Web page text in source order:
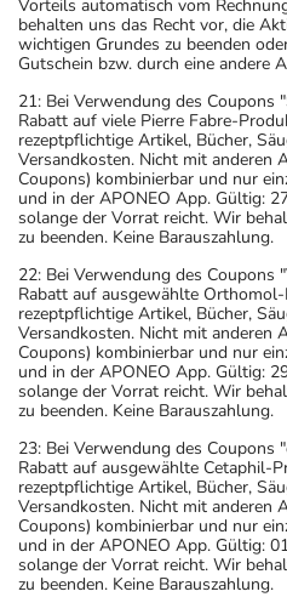
Vorteils automatisch vom
behalten uns das Recht vor, die
wichtigen Grundes zu beenden
Gutschein bzw. durch eine andere
21: Bei Verwendung des Coupons
Rabatt auf viele Pierre Fabre-
rezeptpflichtige Artikel, Bücher,
Versandkosten. Nicht mit anderen
Coupons) kombinierbar und nur
und in der APONEO App. Gültig:
solange der Vorrat reicht. Wir
zu beenden. Keine Barauszahlung.
22: Bei Verwendung des Coupons
Rabatt auf ausgewählte
rezeptpflichtige Artikel, Bücher,
Versandkosten. Nicht mit anderen
Coupons) kombinierbar und nur
und in der APONEO App. Gültig:
solange der Vorrat reicht. Wir
zu beenden. Keine Barauszahlung.
23: Bei Verwendung des Coupons
Rabatt auf ausgewählte Cetaphil-
rezeptpflichtige Artikel, Bücher,
Versandkosten. Nicht mit anderen
Coupons) kombinierbar und nur
und in der APONEO App. Gültig:
solange der Vorrat reicht. Wir
zu beenden. Keine Barauszahlung.